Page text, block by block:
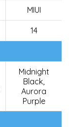
MIUI
14
Midnight
Black,
Aurora
Purple